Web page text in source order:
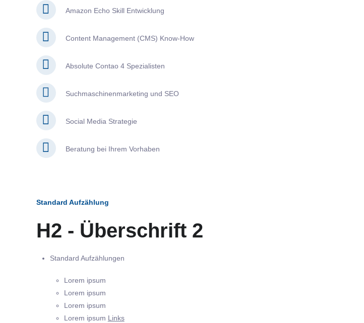
Amazon Echo Skill Entwicklung
Content Management (CMS) Know-How
Absolute Contao 4 Spezialisten
Suchmaschinenmarketing und SEO
Social Media Strategie
Beratung bei Ihrem Vorhaben
Standard Aufzählung
H2 - Überschrift 2
Standard Aufzählungen
Lorem ipsum
Lorem ipsum
Lorem ipsum
Lorem ipsum Links